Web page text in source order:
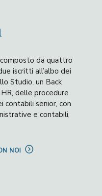
da quattro
iscritti all’albo dei
Studio, un Back
delle procedure
contabili senior, con
e contabili,
NOI